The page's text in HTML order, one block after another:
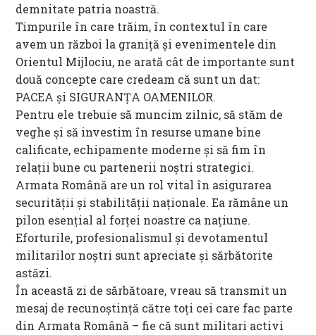
demnitate patria noastră.
Timpurile în care trăim, în contextul în care
avem un război la graniță și evenimentele din
Orientul Mijlociu, ne arată cât de importante sunt
două concepte care credeam că sunt un dat:
PACEA și SIGURANȚA OAMENILOR.
Pentru ele trebuie să muncim zilnic, să stăm de
veghe și să investim în resurse umane bine
calificate, echipamente moderne și să fim în
relații bune cu partenerii noștri strategici.
Armata Română are un rol vital în asigurarea
securității și stabilității naționale. Ea rămâne un
pilon esențial al forței noastre ca națiune.
Eforturile, profesionalismul și devotamentul
militarilor noștri sunt apreciate și sărbătorite
astăzi.
În această zi de sărbătoare, vreau să transmit un
mesaj de recunoștință către toți cei care fac parte
din Armata Română – fie că sunt militari activi